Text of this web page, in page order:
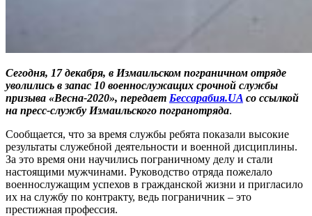
Сегодня, 17 декабря, в Измаильском пограничном отряде
уволились в запас 10 военнослужащих срочной службы
призыва «Весна-2020», передает Бессарабия.UA со ссылкой
на пресс-службу Измаильского погранотряда.
Сообщается, что за время службы ребята показали высокие
результаты служебной деятельности и военной дисциплины.
За это время они научились пограничному делу и стали
настоящими мужчинами. Руководство отряда пожелало
военнослужащим успехов в гражданской жизни и пригласило
их на службу по контракту, ведь пограничник – это
престижная профессия.